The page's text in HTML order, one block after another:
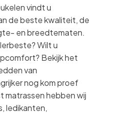
vindt u
de beste kwaliteit, de
en breedtematen.
Wilt u
Bekijk het
van
nog kom proef
matrassen hebben wij
ledikanten,